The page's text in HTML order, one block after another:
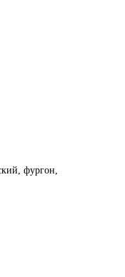
фургон,